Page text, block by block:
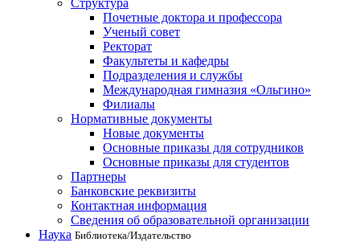
Структура
Почетные доктора и профессора
Ученый совет
Ректорат
Факультеты и кафедры
Подразделения и службы
Международная гимназия «Ольгино»
Филиалы
Нормативные документы
Новые документы
Основные приказы для сотрудников
Основные приказы для студентов
Партнеры
Банковские реквизиты
Контактная информация
Сведения об образовательной организации
Наука Библиотека/Издательство